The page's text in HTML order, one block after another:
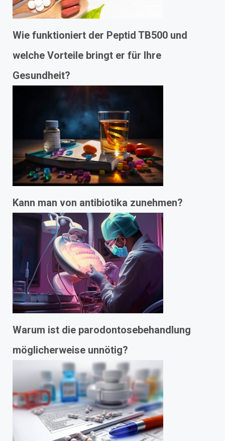
Wie funktioniert der Peptid TB500 und
welche Vorteile bringt er für Ihre
Gesundheit?
Kann man von antibiotika zunehmen?
Warum ist die parodontosebehandlung
möglicherweise unnötig?